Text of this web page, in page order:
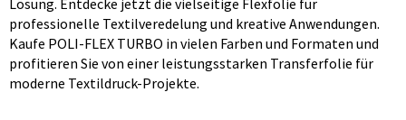
Lösung. Entdecke jetzt die vielseitige Flexfolie für
professionelle Textilveredelung und kreative Anwendungen.
Kaufe POLI-FLEX TURBO in vielen Farben und Formaten und
profitieren Sie von einer leistungsstarken Transferfolie für
moderne Textildruck-Projekte.